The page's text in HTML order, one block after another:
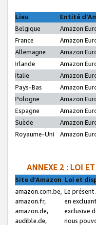
Lieu
Entité
Belgique
Amazon
France
Amazon
Allemagne
Amazon
Irlande
Amazon
Italie
Amazon
Pays-Bas
Amazon
Pologne
Amazon
Espagne
Amazon
Suède
Amazon
Royaume-Uni
Amazon
ANNEXE 2 : LOI
Site d’Amazon Loi et
amazon.com.be,
amazon.fr,
amazon.de,
audible.de,
Le
en
exclusive
nous